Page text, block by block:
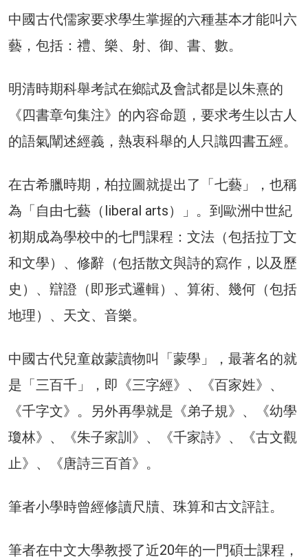
中國古代儒家要求學生掌握的六種基本才能叫六
藝，包括：禮、樂、射、御、書、數。
明清時期科舉考試在鄉試及會試都是以朱熹的
《四書章句集注》的內容命題，要求考生以古人
的語氣闡述經義，熱衷科舉的人只識四書五經。
在古希臘時期，柏拉圖就提出了「七藝」，也稱
為「自由七藝（liberal arts）」。到歐洲中世紀
初期成為學校中的七門課程：文法（包括拉丁文
和文學）、修辭（包括散文與詩的寫作，以及歷
史）、辯證（即形式邏輯）、算術、幾何（包括
地理）、天文、音樂。
中國古代兒童啟蒙讀物叫「蒙學」，最著名的就
是「三百千」，即《三字經》、《百家姓》、
《千字文》。另外再學就是《弟子規》、《幼學
瓊林》、《朱子家訓》、《千家詩》、《古文觀
止》、《唐詩三百首》。
筆者小學時曾經修讀尺牘、珠算和古文評註。
筆者在中文大學教授了近20年的一門碩士課程，